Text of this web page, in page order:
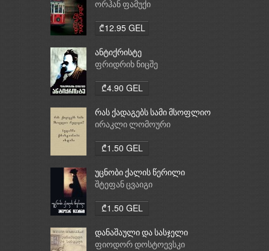
ორჰან ფამუქი
₾12.95 GEL
ანტიქრისტე
ფრიდრიხ ნიცშე
₾4.90 GEL
რას ქადაგებს სამი მსოფლიო
რელიგია: ბუდიზმი,
ირაკლი ლომოური
₾1.50 GEL
უცნობი ქალის წერილი
შტეფან ცვაიგი
₾1.50 GEL
დანაშაული და სასჯელი
ფიოდორ დოსტოევსკი